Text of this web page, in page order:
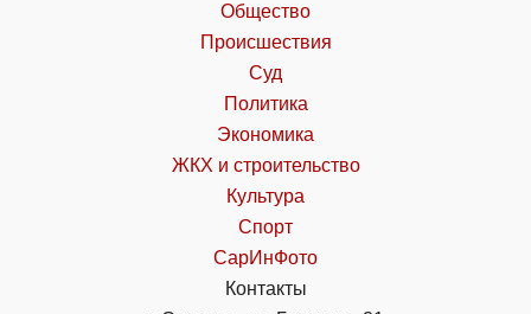
Общество
Происшествия
Суд
Политика
Экономика
ЖКХ и строительство
Культура
Спорт
СарИнФото
Контакты